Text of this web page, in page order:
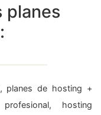
planes
planes de hosting +
hosting